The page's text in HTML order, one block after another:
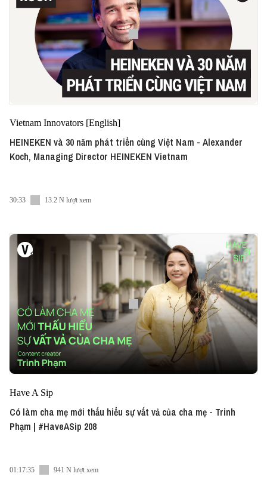
Vietnam Innovators [English]
HEINEKEN và 30 năm phát triển cùng Việt Nam - Alexander
Koch, Managing Director HEINEKEN Vietnam
30:33 13.2 N lượt xem
Have A Sip
Có làm cha mẹ mới thấu hiểu sự vất vả của cha mẹ - Trinh
Phạm | #HaveASip 208
01:17:35 941 N lượt xem